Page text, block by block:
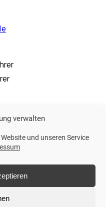
verwalten
und unseren Service
GmbH